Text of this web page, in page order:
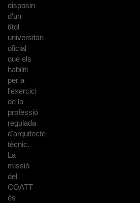
disposin
d'un
títol
universitari
oficial
que els
habiliti
per a
l'exercici
de la
professió
regulada
d'arquitecte
tècnic.
La
missió
del
COATT
és